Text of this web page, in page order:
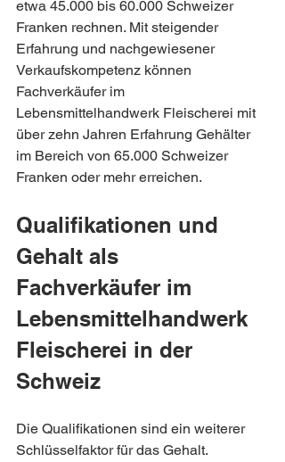
etwa 45.000 bis 60.000 Schweizer
Franken rechnen. Mit steigender
Erfahrung und nachgewiesener
Verkaufskompetenz können
Fachverkäufer im
Lebensmittelhandwerk Fleischerei mit
über zehn Jahren Erfahrung Gehälter
im Bereich von 65.000 Schweizer
Franken oder mehr erreichen.
Qualifikationen und
Gehalt als
Fachverkäufer im
Lebensmittelhandwerk
Fleischerei in der
Schweiz
Die Qualifikationen sind ein weiterer
Schlüsselfaktor für das Gehalt.